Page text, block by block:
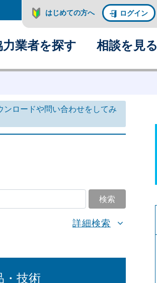
はじめての方へ ログイン
業者を探す 相談を見る
ロードや問い合わせをしてみ
検索
詳細検索
・技術